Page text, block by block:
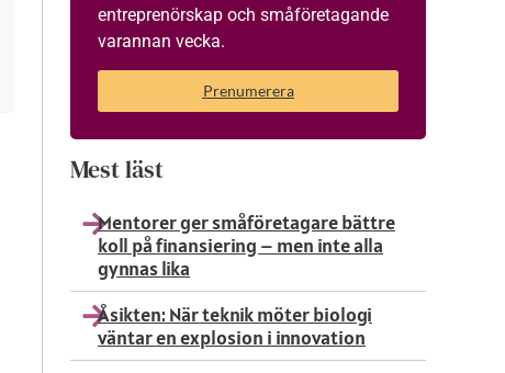
entreprenörskap och småföretagande
varannan vecka.
Prenumerera
Mest läst
Mentorer ger småföretagare bättre
koll på finansiering – men inte alla
gynnas lika
Åsikten: När teknik möter biologi
väntar en explosion i innovation